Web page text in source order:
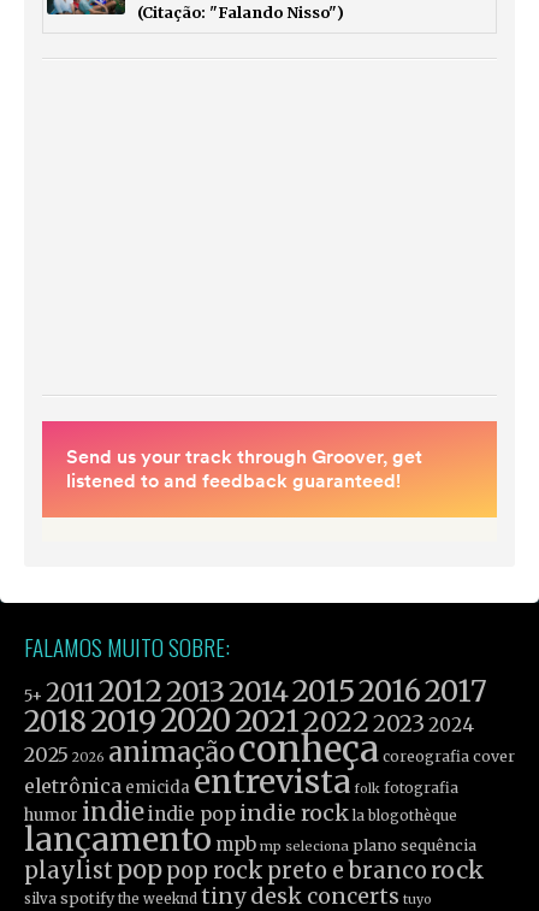
(Citação: "Falando Nisso")
FALAMOS MUITO SOBRE:
5+ 2011201220132014201520162017
201820192020202120222023 2024
2025 2026 animaçãoconheça coreografia cover
eletrônica emicida entrevista folk fotografia
humor indieindie pop indie rock la blogothèque
lançamento mpb mp seleciona plano sequência
playlist poppop rock preto e branco rock
silva spotify the weeknd tiny desk concerts tuyo